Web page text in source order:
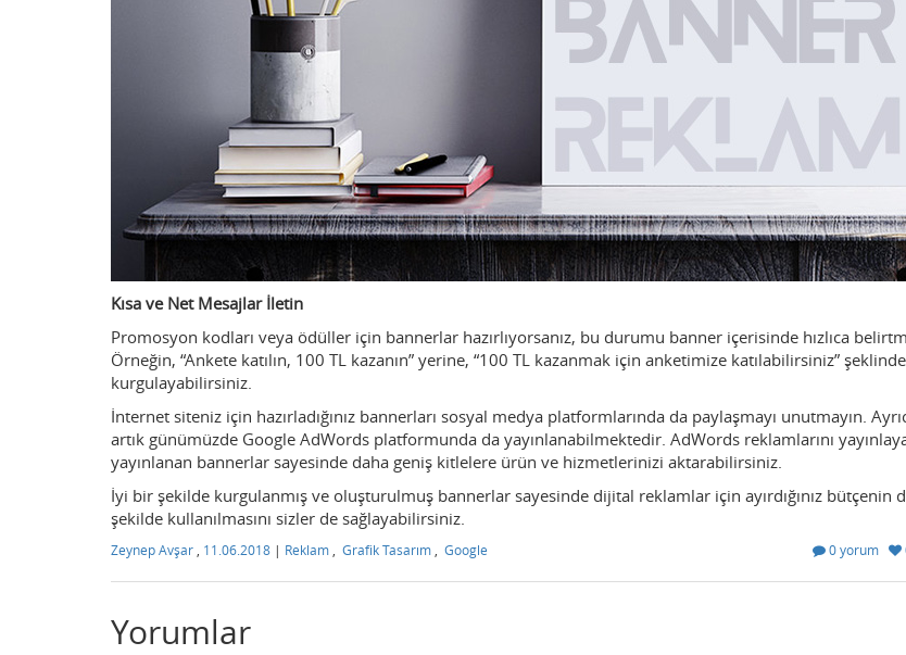
Kısa ve Net Mesajlar İletin
Promosyon kodları veya ödüller için bannerlar hazırlıyorsanız, bu durumu banner içerisinde hızlıca
Örneğin, “Ankete katılın, 100 TL kazanın” yerine, “100 TL kazanmak için anketimize katılabilirsiniz”
kurgulayabilirsiniz.
İnternet siteniz için hazırladığınız bannerları sosyal medya platformlarında da paylaşmayı unutmayın.
artık günümüzde Google AdWords platformunda da yayınlanabilmektedir. AdWords reklamlarını
yayınlanan bannerlar sayesinde daha geniş kitlelere ürün ve hizmetlerinizi aktarabilirsiniz.
İyi bir şekilde kurgulanmış ve oluşturulmuş bannerlar sayesinde dijital reklamlar için ayırdığınız bütçenin
şekilde kullanılmasını sizler de sağlayabilirsiniz.
Zeynep Avşar 11.06.2018 | Reklam Grafik Tasarım Google 0 yorum
Yorumlar